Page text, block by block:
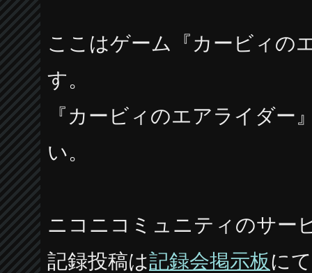
ここはゲーム『カービィの
す。
『カービィのエアライダー
い。
ニコニコミュニティのサー
記録投稿は記録会掲示板に